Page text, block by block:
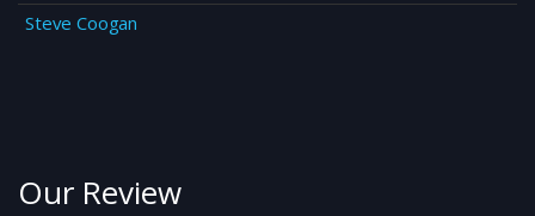
Steve Coogan
Our Review